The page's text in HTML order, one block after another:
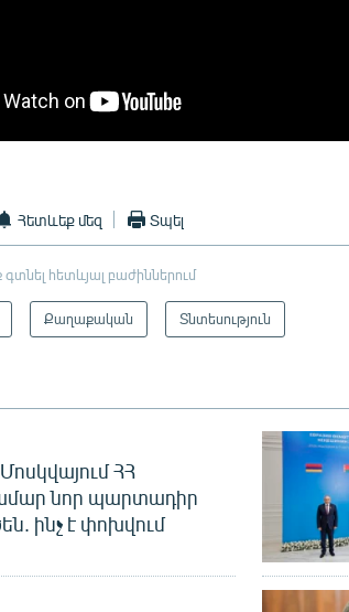
Հետևեք մեզ Տպել
հետևյալ բաժիններում
Քաղաքական Տնտեսություն
ՀՀ
նոր պարտադիր
ինչ է փոխվում